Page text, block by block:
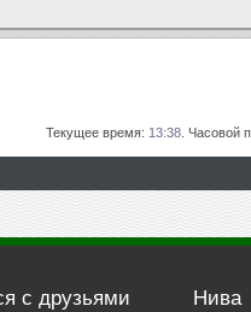
Текущее время: 13:38 . Часовой
с друзьями Нива